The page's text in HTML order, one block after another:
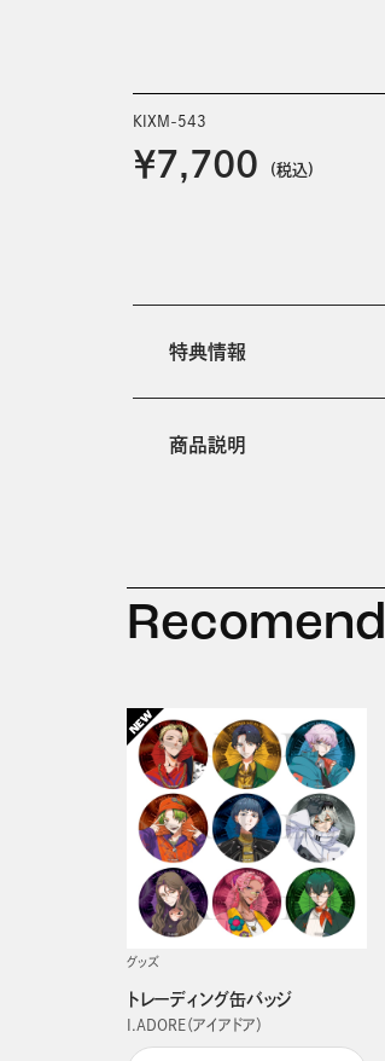
KIXM-543
￥7,700 (税込)
特典情報
商品説明
Recomend
グッズ
トレーディング缶バッジ
I.ADORE（アイアドア）